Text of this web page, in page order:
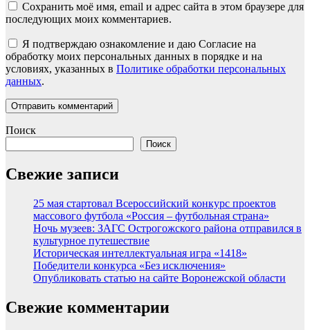
Сохранить моё имя, email и адрес сайта в этом браузере для
последующих моих комментариев.
Я подтверждаю ознакомление и даю Согласие на
обработку моих персональных данных в порядке и на
условиях, указанных в Политике обработки персональных
данных.
Поиск
Поиск
Свежие записи
25 мая стартовал Всероссийский конкурс проектов
массового футбола «Россия – футбольная страна»
Ночь музеев: ЗАГС Острогожского района отправился в
культурное путешествие
Историческая интеллектуальная игра «1418»
Победители конкурса «Без исключения»
Опубликовать статью на сайте Воронежской области
Свежие комментарии